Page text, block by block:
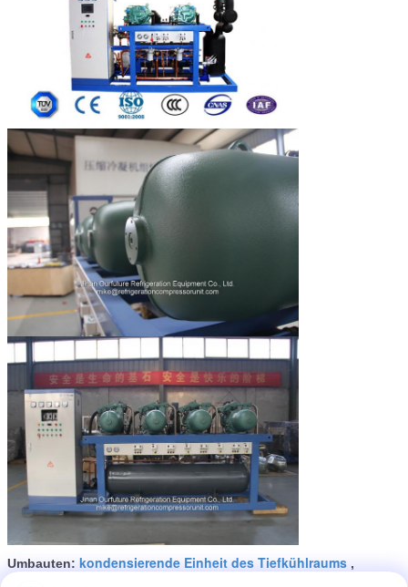
Umbauten: kondensierende Einheit des Tiefkühlraums ,